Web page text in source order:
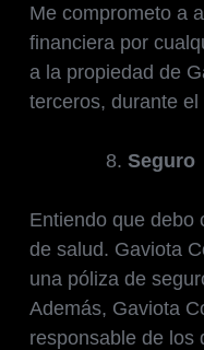
Me comprometo a
financiera por
a la propiedad de
terceros, durante
Seguro
Entiendo que debo
de salud. Gaviota
una póliza de
Además, Gaviota
responsable de los